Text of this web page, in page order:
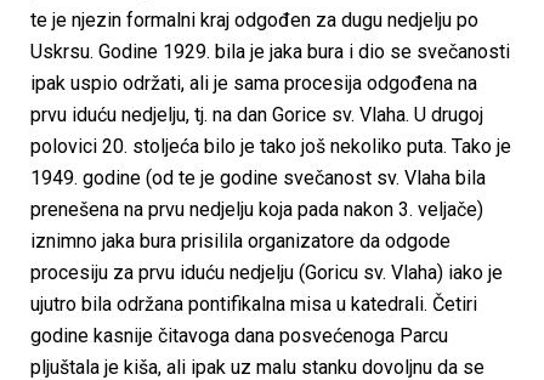
te je njezin formalni kraj odgođen za dugu nedjelju po
Uskrsu. Godine 1929. bila je jaka bura i dio se svečanosti
ipak uspio održati, ali je sama procesija odgođena na
prvu iduću nedjelju, tj. na dan Gorice sv. Vlaha. U drugoj
polovici 20. stoljeća bilo je tako još nekoliko puta. Tako je
1949. godine (od te je godine svečanost sv. Vlaha bila
prenešena na prvu nedjelju koja pada nakon 3. veljače)
iznimno jaka bura prisilila organizatore da odgode
procesiju za prvu iduću nedjelju (Goricu sv. Vlaha) iako je
ujutro bila održana pontifikalna misa u katedrali. Četiri
godine kasnije čitavoga dana posvećenoga Parcu
pljuštala je kiša, ali ipak uz malu stanku dovoljnu da se